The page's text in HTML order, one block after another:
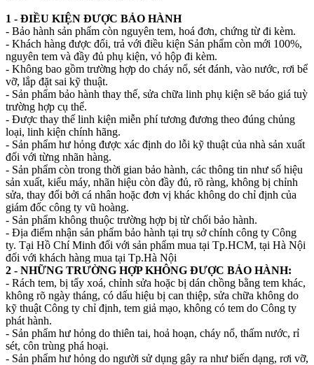
1 - ĐIỀU KIỆN ĐƯỢC BẢO HÀNH
- Bảo hành sản phẩm còn nguyên tem, hoá đơn, chứng từ đi kèm.
- Khách hàng được đổi, trả với điều kiện Sản phẩm còn mới 100%,
nguyên tem và đầy đủ phụ kiện, vỏ hộp đi kèm.
- Không bao gồm trường hợp do cháy nổ, sét đánh, vào nước, rơi bể
vỡ, lắp đặt sai kỹ thuật.
- Sản phẩm bảo hành thay thế, sửa chữa linh phụ kiện sẽ báo giá tuỳ
trường hợp cụ thể.
- Được thay thế linh kiện miễn phí tương đương theo đúng chủng
loại, linh kiện chính hãng.
- Sản phẩm hư hỏng được xác định do lỗi kỹ thuật của nhà sản xuất
đối với từng nhãn hàng.
- Sản phẩm còn trong thời gian bảo hành, các thông tin như số hiệu
sản xuất, kiểu máy, nhãn hiệu còn đầy đủ, rõ ràng, không bị chỉnh
sửa, thay đổi bởi cá nhân hoặc đơn vị khác không do chỉ định của
giám đốc công ty vũ hoàng.
- Sản phẩm không thuộc trường hợp bị từ chối bảo hành.
- Địa điểm nhận sản phẩm bảo hành tại trụ sở chính công ty Công
ty. Tại Hồ Chí Minh đối với sản phẩm mua tại Tp.HCM, tại Hà Nội
đối với khách hàng mua tại Tp.Hà Nội
2 - NHỮNG TRƯỜNG HỢP KHÔNG ĐƯỢC BẢO HÀNH:
- Rách tem, bị tẩy xoá, chỉnh sửa hoặc bị dán chồng bằng tem khác,
không rõ ngày tháng, có dấu hiệu bị can thiệp, sửa chữa không do
kỹ thuật Công ty chỉ định, tem giả mạo, không có tem do Công ty
phát hành.
- Sản phẩm hư hỏng do thiên tai, hoả hoạn, cháy nổ, thấm nước, rỉ
sét, côn trùng phá hoại.
- Sản phẩm hư hỏng do người sử dụng gây ra như biến dạng, rơi vỡ,